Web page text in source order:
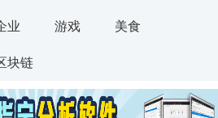
业 游戏 美食
块链